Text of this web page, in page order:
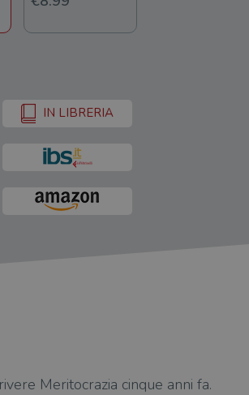
IN LIBRERIA
Meritocrazia cinque anni fa.